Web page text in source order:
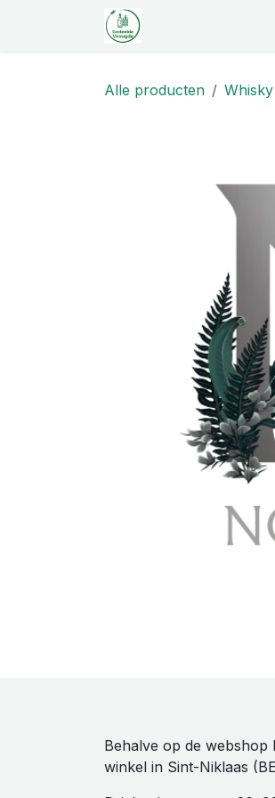
Overslaan naar inhoud
Alle producten Whisky
Behalve op de
winkel in Sint-Niklaas